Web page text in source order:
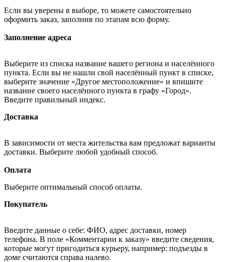
Если вы уверены в выборе, то можете самостоятельно
оформить заказ, заполнив по этапам всю форму.
Заполнение адреса
Выберите из списка название вашего региона и населённого
пункта. Если вы не нашли свой населённый пункт в списке,
выберите значение «Другое местоположение» и впишите
название своего населённого пункта в графу «Город».
Введите правильный индекс.
Доставка
В зависимости от места жительства вам предложат варианты
доставки. Выберите любой удобный способ.
Оплата
Выберите оптимальный способ оплаты.
Покупатель
Введите данные о себе: ФИО, адрес доставки, номер
телефона. В поле «Комментарии к заказу» введите сведения,
которые могут пригодиться курьеру, например: подъезды в
доме считаются справа налево.